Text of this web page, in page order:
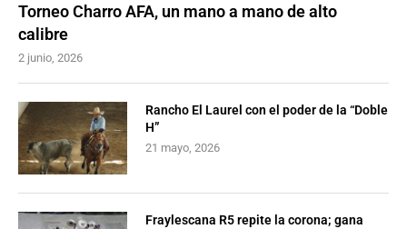
Torneo Charro AFA, un mano a mano de alto
calibre
2 junio, 2026
Rancho El Laurel con el poder de la “Doble
H”
21 mayo, 2026
Fraylescana R5 repite la corona; gana